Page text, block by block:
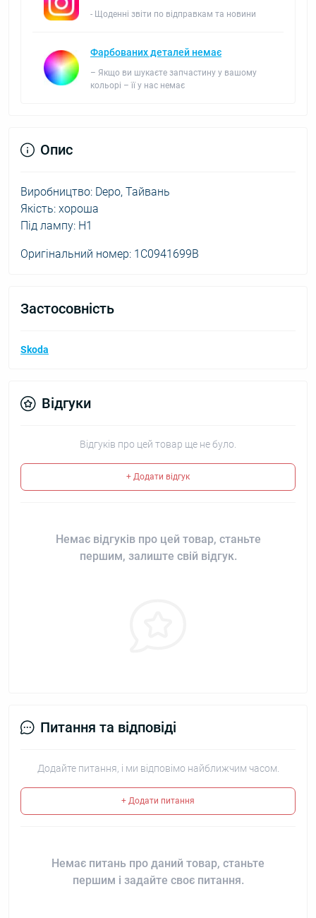
- Щоденні звіти по відправкам та новини
Фарбованих деталей немає
– Якщо ви шукаєте запчастину у вашому
кольорі – її у нас немає
Опис
Виробництво: Depo, Тайвань
Якість: хороша
Під лампу: H1
Оригінальний номер: 1C0941699B
Застосовність
Skoda
Відгуки
Відгуків про цей товар ще не було.
+ Додати відгук
Немає відгуків про цей товар, станьте
першим, залиште свій відгук.
Питання та відповіді
Додайте питання, і ми відповімо найближчим часом.
+ Додати питання
Немає питань про даний товар, станьте
першим і задайте своє питання.